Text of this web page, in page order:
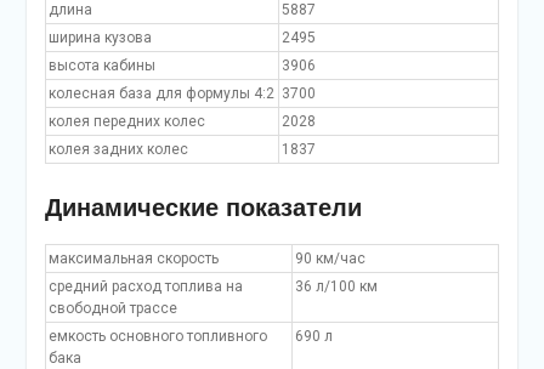
длина
5887
ширина кузова
2495
высота кабины
3906
колесная база для формулы 4:2 3700
колея передних колес
2028
колея задних колес
1837
Динамические показатели
максимальная скорость
90 км/час
средний расход топлива на
свободной трассе
36 л/100 км
емкость основного топливного
бака
690 л